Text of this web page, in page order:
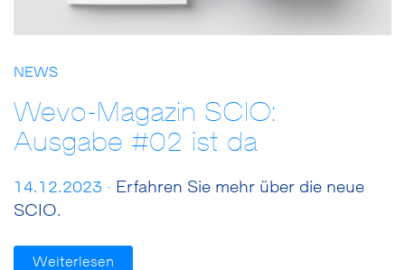
NEWS
Wevo-Magazin SCIO:
Ausgabe #02 ist da
14.12.2023 · Erfahren Sie mehr über die neue
SCIO.
Weiterlesen